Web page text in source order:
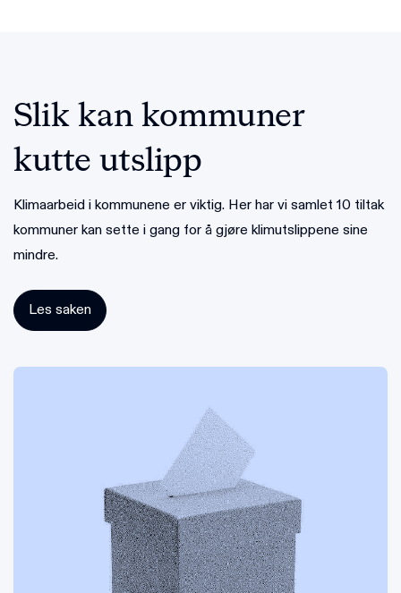
Slik kan kommuner
kutte utslipp
Klimaarbeid i kommunene er viktig. Her har vi samlet 10 tiltak
kommuner kan sette i gang for å gjøre klimutslippene sine
mindre.
Les saken